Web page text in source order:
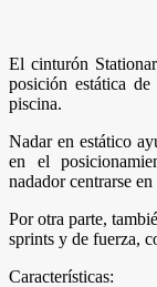
El cinturón
posición estática
piscina.
Nadar en estático
en el
nadador centrarse
Por otra parte,
sprints y de fuerza,
Características: